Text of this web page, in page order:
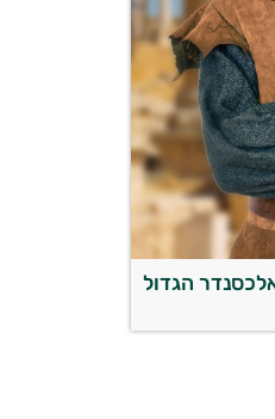
הגדול